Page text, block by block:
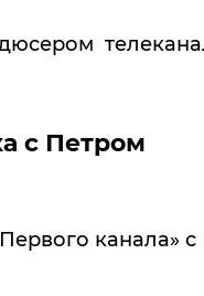
с Петром
канала» с